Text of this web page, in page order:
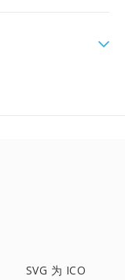
SVG 为 ICO